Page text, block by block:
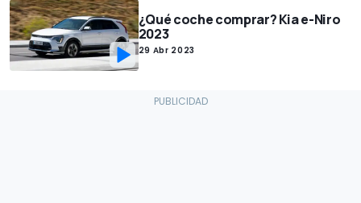
¿Qué coche comprar? Kia e-Niro
2023
29 Abr 2023